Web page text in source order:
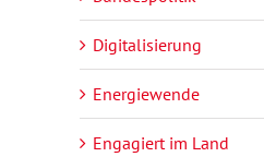
Digitalisierung
Energiewende
Engagiert im Land